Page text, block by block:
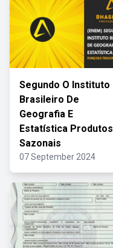
Segundo O Instituto
Brasileiro De
Geografia E
Estatística Produtos
Sazonais
07 September 2024